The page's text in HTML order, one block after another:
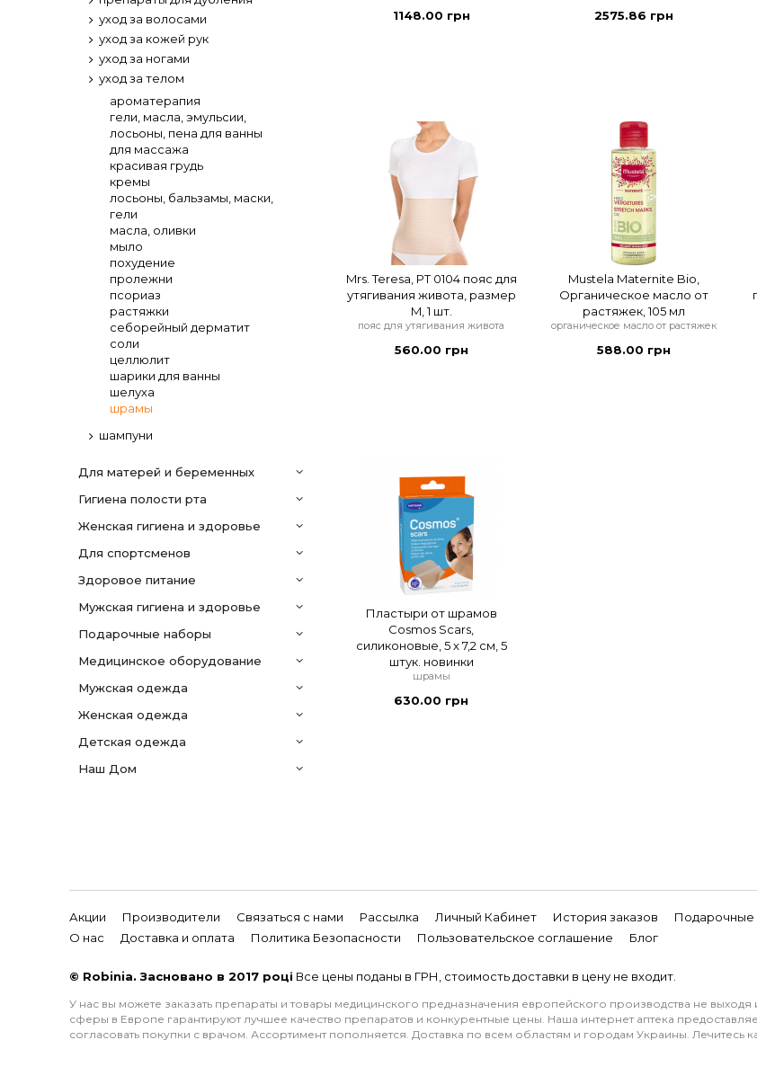
уход за волосами
уход за кожей рук
уход за ногами
уход за телом
ароматерапия
гели, масла, эмульсии,
лосьоны, пена для ванны
для массажа
красивая грудь
кремы
лосьоны, бальзамы, маски,
гели
масла, оливки
мыло
похудение
пролежни
псориаз
растяжки
себорейный дерматит
соли
целлюлит
шарики для ванны
шелуха
шрамы
шампуни
Для матерей и беременных
гигиена полости рта
женская гигиена и здоровье
для спортсменов
здоровое питание
мужская гигиена и здоровье
подарочные наборы
медицинское оборудование
мужская одежда
женская одежда
детская одежда
Наш Дом
1148.00 грн 2575.86 грн
Mrs. Teresa, PT 0104 пояс для
утягивания живота, размер
M, 1 шт.
пояс для утягивания живота
560.00 грн
Mustela Maternite Bio,
Органическое масло от
растяжек, 105 мл
органическое масло от растяжек
588.00 грн
Пластыри от шрамов
Cosmos Scars,
силиконовые, 5 x 7,2 см, 5
штук. новинки
шрамы
630.00 грн
Акции Производители Связаться с нами Рассылка Личный Кабинет История заказов
Подарочные
О нас
Доставка и оплата Политика Безопасности Пользовательское соглашение Блог
© Robinia. Засновано в 2017 році Все цены поданы в ГРН, стоимость доставки в цену не входит.
У нас вы можете заказать препараты и товары медицинского предназначения европейского производства не
сферы в Европе гарантируют лучшее качество препаратов и конкурентные цены. Наша интернет аптека
согласовать покупки с врачом. Ассортимент пополняется. Доставка по всем областям и городам Украины. Лечитесь